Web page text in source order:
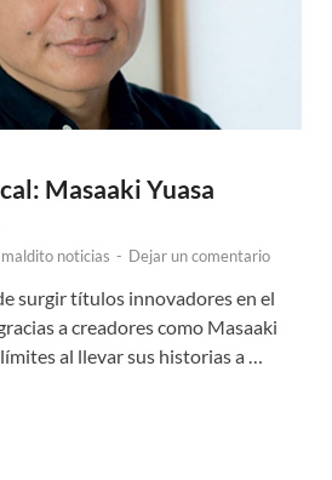
Masaaki Yuasa
noticias - Dejar un comentario
surgir títulos innovadores en el
a creadores como Masaaki
al llevar sus historias a …